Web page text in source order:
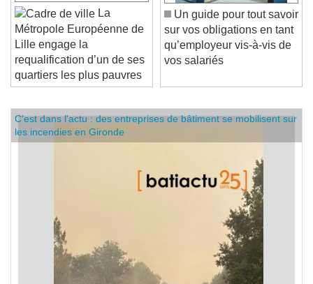
La
Métropole Européenne de
Lille engage la
requalification d’un de ses
quartiers les plus pauvres
Un guide pour tout savoir
sur vos obligations en tant
qu’employeur vis-à-vis de
C'est dans l'actu : des entreprises de bâtiment se mobilisent sur
les incendies en Gironde